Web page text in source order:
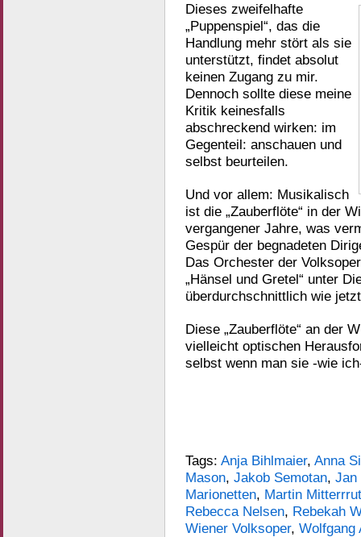
Dieses zweifelhafte
„Puppenspiel“, das die
Handlung mehr stört als sie
unterstützt, findet absolut
keinen Zugang zu mir.
Dennoch sollte diese meine
Kritik keinesfalls
abschreckend wirken: im
Gegenteil: anschauen und
selbst beurteilen.
Und vor allem: Musikalisch
ist die „Zauberflöte“ in der
vergangener Jahre, was
Gespür der begnadeten
Das Orchester der
„Hänsel und Gretel“ unter
überdurchschnittlich wie
Diese „Zauberflöte“ an der
vielleicht optischen
selbst wenn man sie -wie
Tags: Anja Bihlmaier, Anna
Mason, Jakob Semotan, Jan
Marionetten, Martin
Rebecca Nelsen, Rebekah
Wiener Volksoper, Wolfgang